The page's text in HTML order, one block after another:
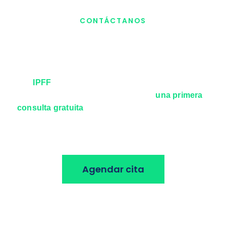
CONTÁCTANOS
IPFF
una primera
consulta gratuita
Agendar cita